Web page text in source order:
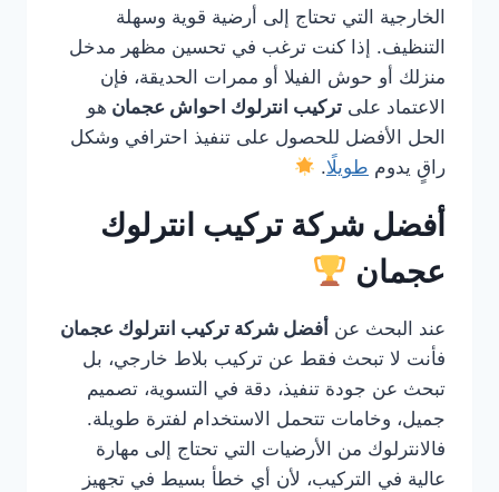
الخارجية التي تحتاج إلى أرضية قوية وسهلة
التنظيف. إذا كنت ترغب في تحسين مظهر مدخل
منزلك أو حوش الفيلا أو ممرات الحديقة، فإن
الاعتماد على تركيب انترلوك احواش عجمان هو
الحل الأفضل للحصول على تنفيذ احترافي وشكل
راقٍ يدوم طويلًا.
أفضل شركة تركيب انترلوك
عجمان
عند البحث عن أفضل شركة تركيب انترلوك عجمان
فأنت لا تبحث فقط عن تركيب بلاط خارجي، بل
تبحث عن جودة تنفيذ، دقة في التسوية، تصميم
جميل، وخامات تتحمل الاستخدام لفترة طويلة.
فالانترلوك من الأرضيات التي تحتاج إلى مهارة
عالية في التركيب، لأن أي خطأ بسيط في تجهيز